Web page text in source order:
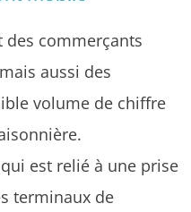
des commerçants
aussi des
volume de chiffre
est relié à une prise
terminaux de